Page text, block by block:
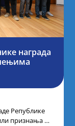
награда
Републике
признања У